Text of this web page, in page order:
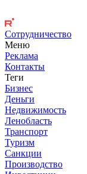
Сотрудничество
Меню
Реклама
Контакты
Теги
Бизнес
Деньги
Недвижимость
Ленобласть
Транспорт
Туризм
Санкции
Производство